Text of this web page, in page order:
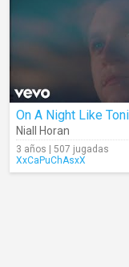
Niall Horan
3 años | 507 jugadas
XxCaPuChAsxX